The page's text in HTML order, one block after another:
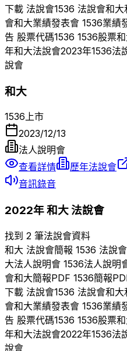
下載 法說會1536 法說會和大
會和大業績發表會 1536業績
告 股票代碼1536 1536股票
年和大法說會2023年1536法
說會
和大
1536上市
2023/12/13
法人說明會
查看詳情
歷年法說會
音訊錄音
2022年和大法說會
找到 2 筆法說會資料
和大 法說會簡報 1536 法說
大法人說明會 1536法人說明
會和大簡報PDF 1536簡報
下載 法說會1536 法說會和大
會和大業績發表會 1536業績
告 股票代碼1536 1536股票
年和大法說會2022年1536法
說會